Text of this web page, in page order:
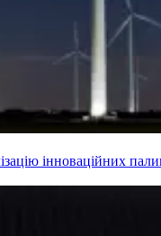
інноваційних